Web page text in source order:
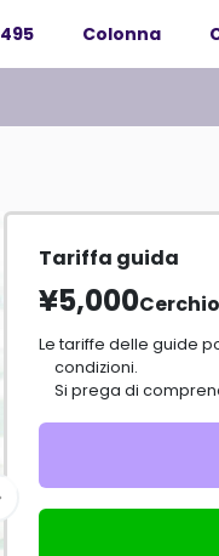
Colonna
Tariffa guida
¥5,000
Le tariffe delle guide possono variare a seconda delle informazioni e delle
condizioni.
Si prega di